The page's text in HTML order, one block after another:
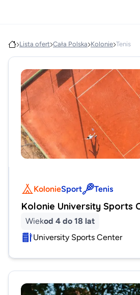
Lista ofert Cała Polska Kolonie Tenis
KolonieSport Tenis
Kolonie University Sports
Wiekod 4 do 18 lat
University Sports Center